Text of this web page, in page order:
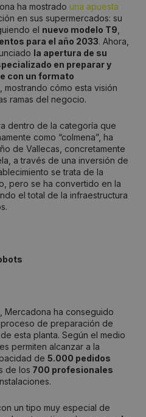
ha mostrado una apuesta
en sus supermercados: su
el nuevo modelo T9
para el año 2033. Ahora,
la apertura de su
en preparar y
con un formato
, mostrando cómo esta visión
ramas del negocio.
dentro de la categoría que
como “colmena”, ha
de Vallecas, concretamente
a través de una inversión de
se trata de la
pero se ha convertido en la
el total de la infraestructura
Mercadona ha conseguido
de preparación de
esta planta. Según el medio
permiten alcanzar a la
de 5.000 pedidos
de los 700 profesionales
un tipo muy especial de